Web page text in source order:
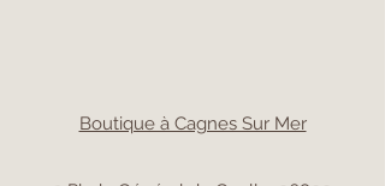
Boutique à Cagnes Sur Mer